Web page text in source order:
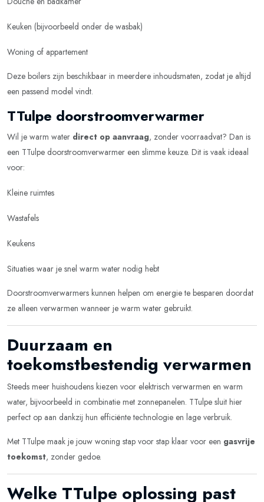
Keuken (bijvoorbeeld onder de wasbak)
Woning of appartement
Deze boilers zijn beschikbaar in meerdere inhoudsmaten, zodat je altijd
een passend model vindt.
TTulpe doorstroomverwarmer
Wil je warm water direct op aanvraag, zonder voorraadvat? Dan is
een TTulpe doorstroomverwarmer een slimme keuze. Dit is vaak ideaal
voor:
Kleine ruimtes
Wastafels
Keukens
Situaties waar je snel warm water nodig hebt
Doorstroomverwarmers kunnen helpen om energie te besparen doordat
ze alleen verwarmen wanneer je warm water gebruikt.
Duurzaam en
toekomstbestendig verwarmen
Steeds meer huishoudens kiezen voor elektrisch verwarmen en warm
water, bijvoorbeeld in combinatie met zonnepanelen. TTulpe sluit hier
perfect op aan dankzij hun efficiënte technologie en lage verbruik.
Met TTulpe maak je jouw woning stap voor stap klaar voor een gasvrije
toekomst, zonder gedoe.
Welke TTulpe oplossing past